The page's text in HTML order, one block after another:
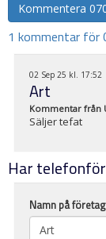
Kommentera
1 kommentar för
02 Sep 25 kl. 17:52
Art
Kommentar från
Säljer tefat
Har
Namn på